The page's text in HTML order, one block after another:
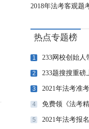
2018年法考客观题
热点专题榜
1 233网校创始人
2 233题搜搜重磅
3 2021年法考准
4 免费领《法考
5 2021年法考报